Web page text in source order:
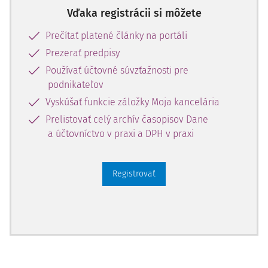
32.40.31 – Len kolobežka s pomocným el
Vďaka registrácii si môžete
Prečítať platené články na portáli
Prezerať predpisy
Používať účtovné súvzťažnosti pre
podnikateľov
Vyskúšať funkcie záložky Moja kancelária
Prelistovať celý archív časopisov Dane
a účtovníctvo v praxi a DPH v praxi
Registrovať